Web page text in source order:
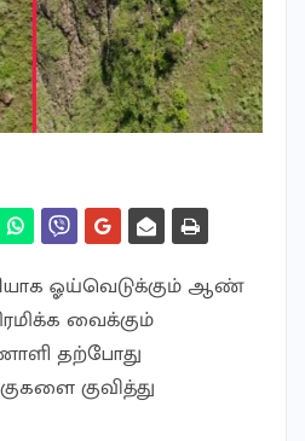
ஓய்வெடுக்கும் ஆண்
வைக்கும்
தற்போது
குவித்து